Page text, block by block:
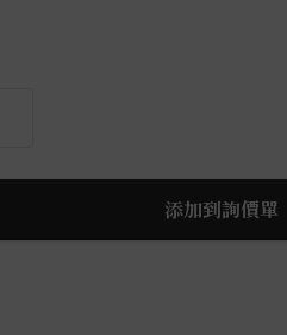
添加到詢價單